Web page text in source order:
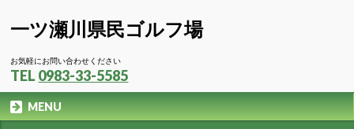
一ツ瀬川県民ゴルフ場
お気軽にお問い合わせください
TEL 0983-33-5585
MENU